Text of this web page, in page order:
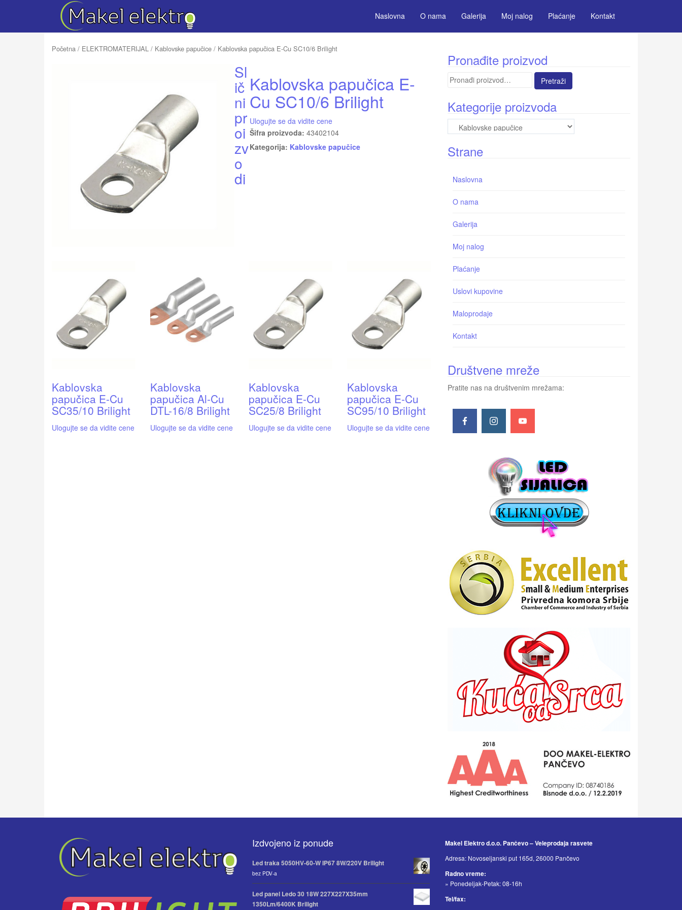
Naslovna O nama Galerija Moj nalog Plaćanje Kontakt
Početna / ELEKTROMATERIJAL / Kablovske papučice / Kablovska papučica E-Cu SC10/6 Brilight
Kablovska papučica E-
Cu SC10/6 Brilight
Ulogujte se da vidite cene
Šifra proizvoda: 43402104
Kategorija: Kablovske papučice
Sl
ič
ni
pr
oi
zv
o
di
Kablovska
papučica E-Cu
SC35/10 Brilight
Ulogujte se da vidite cene
Kablovska
papučica Al-Cu
DTL-16/8 Brilight
Ulogujte se da vidite cene
Kablovska
papučica E-Cu
SC25/8 Brilight
Ulogujte se da vidite cene
Kablovska
papučica E-Cu
SC95/10 Brilight
Ulogujte se da vidite cene
Pronađite proizvod
Pretraga
Kategorije proizvoda
Strane
Naslovna
O nama
Galerija
Moj nalog
Plaćanje
Uslovi kupovine
Maloprodaje
Kontakt
Društvene mreže
Pratite nas na društvenim mrežama:
Izdvojeno iz ponude
Led traka 5050HV-60-W IP67 8W/220V Brilight
bez PDV-a
Led panel Ledo 30 18W 227X227X35mm
1350Lm/6400K Brilight
Makel Elektro d.o.o. Pančevo – Veleprodaja rasvete
Adresa: Novoseljanski put 165d, 26000 Pančevo
Radno vreme:
» Ponedeljak-Petak: 08-16h
Tel/fax: